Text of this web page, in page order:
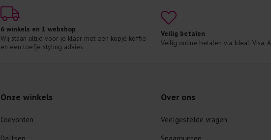
6 winkels en 1 webshop
Wij staan altijd voor je klaar met een kopje koffie
en een toefje styling advies
Veilig betalen
Veilig online betalen via Ideal, Visa,
Onze winkels
Coevorden
Over ons
Veelgestelde vragen